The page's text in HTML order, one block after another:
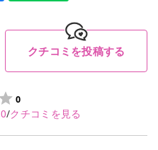
クチコミを投稿する
0
0/クチコミを見る